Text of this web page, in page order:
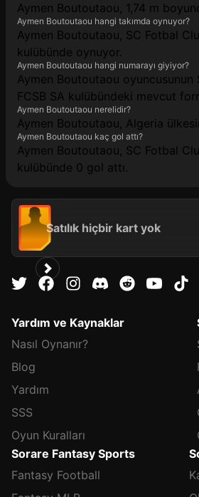
Aymen Boutoutaou, 1,74 m
Aymen Boutoutaou hangi takımda oynuyor?
Aymen Boutoutaou, SC Fotbal
kulübünde oynuyor.
Aymen Boutoutaou hangi numarayı giyiyor?
Aymen Boutoutaou oyuncusunun
FCSB SA kulübündeki mevcut
Aymen Boutoutaou nerelidir?
Aymen Boutoutaou, Algeria
Aymen Boutoutaou kaç gol attı?
Aymen Boutoutaou, SC Fotbal
kulübünde 0 gol attı.
Satılık hiçbir kart yok
Yardım ve Kaynaklar
Nasıl Oynanır?
Blog
Yardım
SSS
Oyun Kuralları
Sorare Fantasy Sports
Fantasy Football